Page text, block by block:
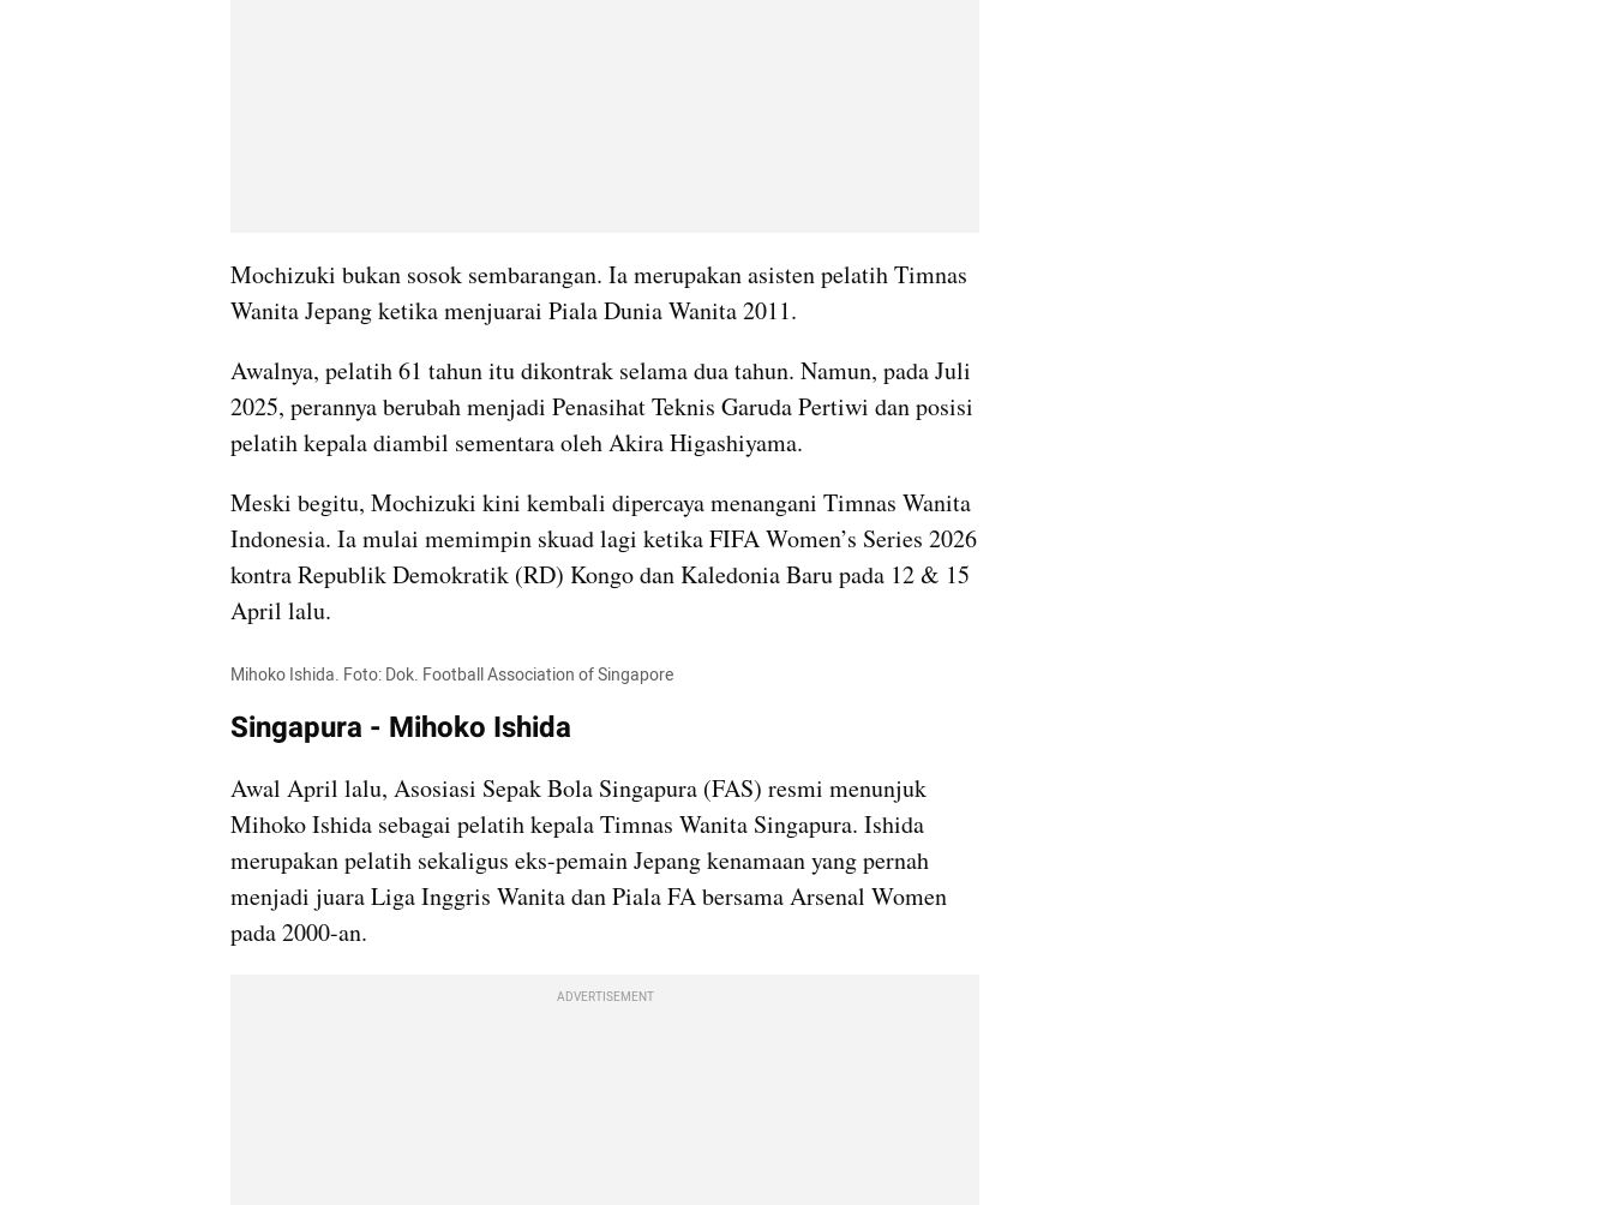
Mochizuki bukan sosok sembarangan. Ia merupakan asisten pelatih Timnas
Wanita Jepang ketika menjuarai Piala Dunia Wanita 2011.
Awalnya, pelatih 61 tahun itu dikontrak selama dua tahun. Namun, pada Juli
2025, perannya berubah menjadi Penasihat Teknis Garuda Pertiwi dan posisi
pelatih kepala diambil sementara oleh Akira Higashiyama.
Meski begitu, Mochizuki kini kembali dipercaya menangani Timnas Wanita
Indonesia. Ia mulai memimpin skuad lagi ketika FIFA Women’s Series 2026
kontra Republik Demokratik (RD) Kongo dan Kaledonia Baru pada 12 & 15
April lalu.
Mihoko Ishida. Foto: Dok. Football Association of Singapore
Singapura - Mihoko Ishida
Awal April lalu, Asosiasi Sepak Bola Singapura (FAS) resmi menunjuk
Mihoko Ishida sebagai pelatih kepala Timnas Wanita Singapura. Ishida
merupakan pelatih sekaligus eks-pemain Jepang kenamaan yang pernah
menjadi juara Liga Inggris Wanita dan Piala FA bersama Arsenal Women
pada 2000-an.
ADVERTISEMENT